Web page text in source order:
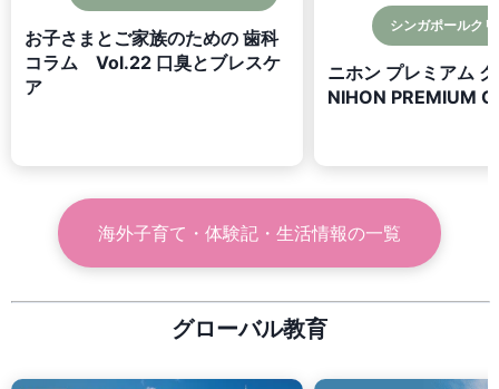
お子さまとご家族のための 歯科
コラム Vol.22 口臭とブレスケ
ア
シンガポールク
ニホン プレミアム
NIHON PREMIUM
海外子育て・体験記・生活情報の一覧
グローバル教育